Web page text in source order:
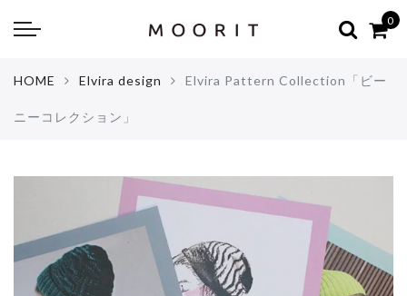
Back
編み物はじめて教室：棒針編
Errata お詫びと訂正
Back
Knitting kit
Patterns & Books
0
HOME Elvira design Elvira Pattern Collection「ビー
ニーコレクション」